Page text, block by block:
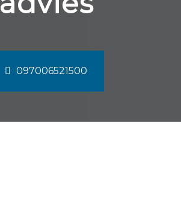
097006521500